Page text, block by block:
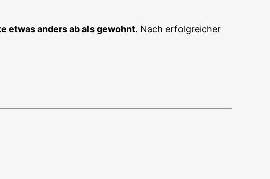
etwas anders ab als gewohnt. Nach erfolgreicher